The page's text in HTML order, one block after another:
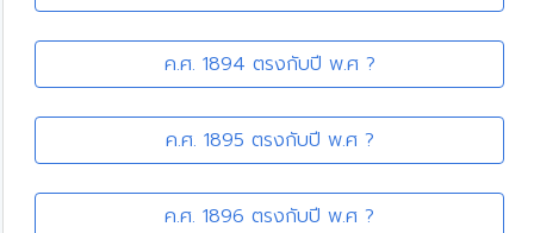
ค.ศ. 1894 ตรงกับปี พ.ศ ?
ค.ศ. 1895 ตรงกับปี พ.ศ ?
ค.ศ. 1896 ตรงกับปี พ.ศ ?